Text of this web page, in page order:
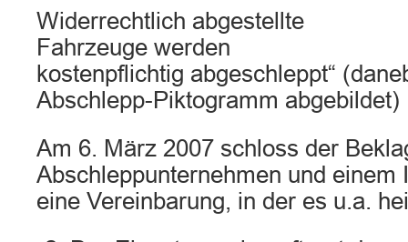
Widerrechtlich abgestellte
Fahrzeuge werden
kostenpflichtig abgeschleppt“
Abschlepp-Piktogramm abgebildet)
Am 6. März 2007 schloss der
Abschleppunternehmen und einem
eine Vereinbarung, in der es u.a.